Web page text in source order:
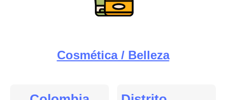
Cosmética / Belleza